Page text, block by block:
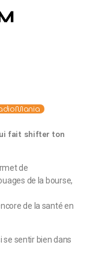
fait shifter ton
de
de la bourse,
de la santé en
se sentir bien dans